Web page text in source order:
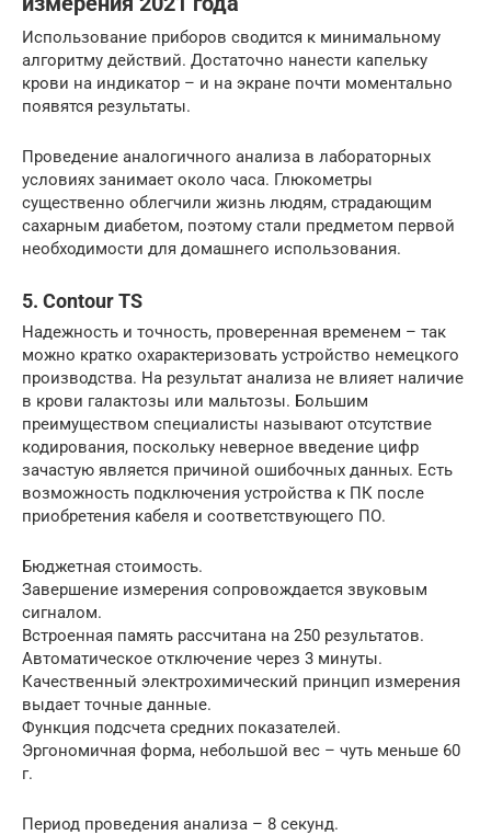
Использование приборов сводится к минимальному
алгоритму действий. Достаточно нанести капельку
крови на индикатор – и на экране почти моментально
появятся результаты.
Проведение аналогичного анализа в лабораторных
условиях занимает около часа. Глюкометры
существенно облегчили жизнь людям, страдающим
сахарным диабетом, поэтому стали предметом первой
необходимости для домашнего использования.
5. Contour TS
Надежность и точность, проверенная временем – так
можно кратко охарактеризовать устройство немецкого
производства. На результат анализа не влияет наличие
в крови галактозы или мальтозы. Большим
преимуществом специалисты называют отсутствие
кодирования, поскольку неверное введение цифр
зачастую является причиной ошибочных данных. Есть
возможность подключения устройства к ПК после
приобретения кабеля и соответствующего ПО.
Бюджетная стоимость.
Завершение измерения сопровождается звуковым
сигналом.
Встроенная память рассчитана на 250 результатов.
Автоматическое отключение через 3 минуты.
Качественный электрохимический принцип измерения
выдает точные данные.
Функция подсчета средних показателей.
Эргономичная форма, небольшой вес – чуть меньше 60
г.
Период проведения анализа – 8 секунд.